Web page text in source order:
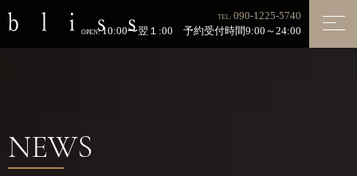
TEL: 090-1225-5740
OPEN:10:00〜翌１:00 予約受付時間9:00～24:00
NEWS